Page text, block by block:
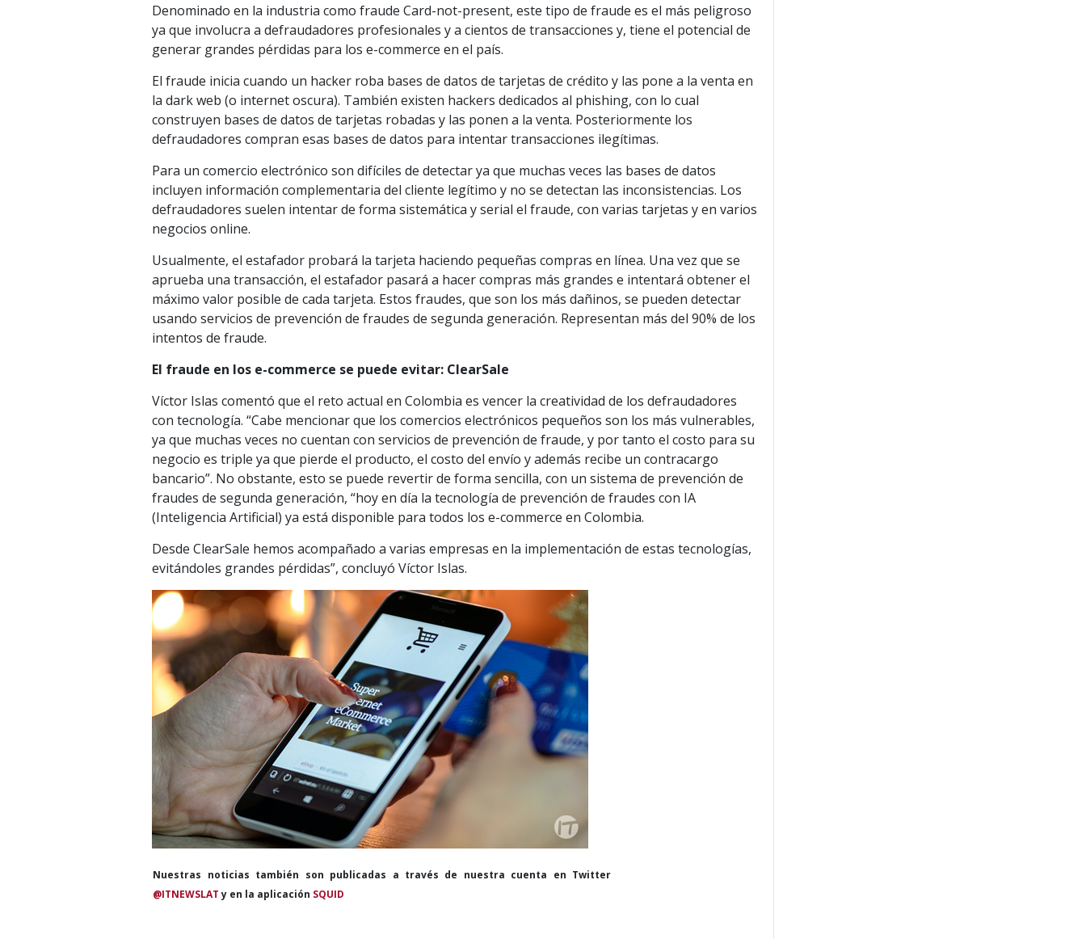
Denominado en la industria como fraude Card-not-present, este tipo de fraude es el más peligroso
ya que involucra a defraudadores profesionales y a cientos de transacciones y, tiene el potencial de
generar grandes pérdidas para los e-commerce en el país.
El fraude inicia cuando un hacker roba bases de datos de tarjetas de crédito y las pone a la venta en
la dark web (o internet oscura). También existen hackers dedicados al phishing, con lo cual
construyen bases de datos de tarjetas robadas y las ponen a la venta. Posteriormente los
defraudadores compran esas bases de datos para intentar transacciones ilegítimas.
Para un comercio electrónico son difíciles de detectar ya que muchas veces las bases de datos
incluyen información complementaria del cliente legítimo y no se detectan las inconsistencias. Los
defraudadores suelen intentar de forma sistemática y serial el fraude, con varias tarjetas y en varios
negocios online.
Usualmente, el estafador probará la tarjeta haciendo pequeñas compras en línea. Una vez que se
aprueba una transacción, el estafador pasará a hacer compras más grandes e intentará obtener el
máximo valor posible de cada tarjeta. Estos fraudes, que son los más dañinos, se pueden detectar
usando servicios de prevención de fraudes de segunda generación. Representan más del 90% de los
intentos de fraude.
El fraude en los e-commerce se puede evitar: ClearSale
Víctor Islas comentó que el reto actual en Colombia es vencer la creatividad de los defraudadores
con tecnología. “Cabe mencionar que los comercios electrónicos pequeños son los más vulnerables,
ya que muchas veces no cuentan con servicios de prevención de fraude, y por tanto el costo para su
negocio es triple ya que pierde el producto, el costo del envío y además recibe un contracargo
bancario”. No obstante, esto se puede revertir de forma sencilla, con un sistema de prevención de
fraudes de segunda generación, “hoy en día la tecnología de prevención de fraudes con IA
(Inteligencia Artificial) ya está disponible para todos los e-commerce en Colombia.
Desde ClearSale hemos acompañado a varias empresas en la implementación de estas tecnologías,
evitándoles grandes pérdidas”, concluyó Víctor Islas.
Nuestras noticias también son publicadas a través de nuestra cuenta en Twitter
@ITNEWSLATy en la aplicación SQUID